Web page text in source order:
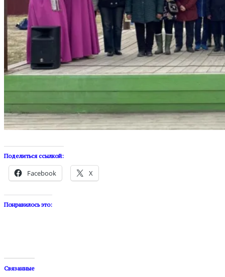
Поделиться ссылкой:
Facebook X
Понравилось это:
Связанные